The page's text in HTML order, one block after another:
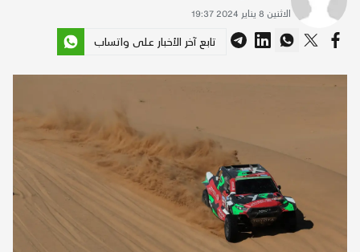
الاثنين 8 يناير 2024 19:37
تابع آخر الأخبار على واتساب